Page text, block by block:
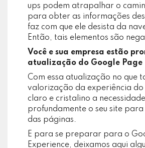
ups podem atrapalhar o
para obter as informações
faz com que ele desista da
Então, tais elementos são
Você e sua empresa estão
atualização do Google Page
Com essa atualização no que
valorização da experiência do
claro e cristalino a
profundamente o seu site
das páginas.
E para se preparar para o
Experience, deixamos aqui